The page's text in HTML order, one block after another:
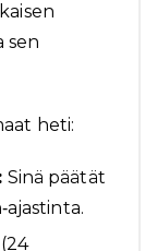
sen
heti:
Sinä päätät